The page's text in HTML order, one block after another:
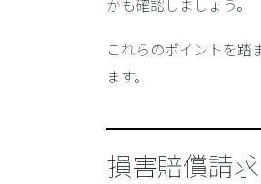
かも確認しましょう。
これらのポイントを踏
ます。
損害賠償請